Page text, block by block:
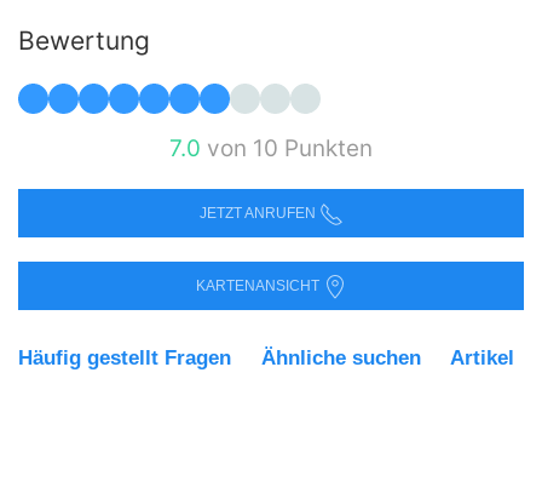
Bewertung
7.0 von 10 Punkten
JETZT ANRUFEN
KARTENANSICHT
Häufig gestellt Fragen Ähnliche suchen Artikel